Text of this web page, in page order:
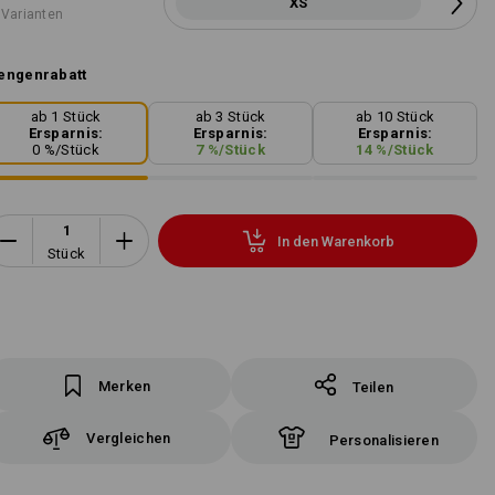
ab 1 Stück
Ersparnis:
0 %/Stück
ab 3 Stück
Ersparnis:
7%/Stück
ab 10 Stück
Ersparnis:
14 %/Stück
Stück
In den Warenkorb
Merken Teilen
Vergleichen Personalisieren